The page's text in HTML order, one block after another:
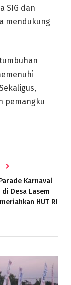
SIG dan
mendukung
pemangku
Karnaval
Desa Lasem
HUT RI